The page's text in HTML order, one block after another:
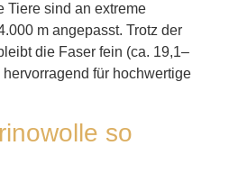
Tiere sind an extreme
m angepasst. Trotz der
die Faser fein (ca. 19,1–
für hochwertige
so